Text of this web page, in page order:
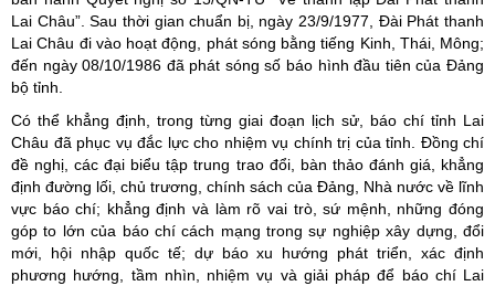
Lai Châu”. Sau thời gian chuẩn bị, ngày 23/9/1977, Đài Phát thanh
Lai Châu đi vào hoạt động, phát sóng bằng tiếng Kinh, Thái, Mông;
đến ngày 08/10/1986 đã phát sóng số báo hình đầu tiên của Đảng
bộ tỉnh.
Có thể khẳng định, trong từng giai đoạn lịch sử, báo chí tỉnh Lai
Châu đã phục vụ đắc lực cho nhiệm vụ chính trị của tỉnh. Đồng chí
đề nghị, các đại biểu tập trung trao đổi, bàn thảo đánh giá, khẳng
định đường lối, chủ trương, chính sách của Đảng, Nhà nước về lĩnh
vực báo chí; khẳng định và làm rõ vai trò, sứ mệnh, những đóng
góp to lớn của báo chí cách mạng trong sự nghiệp xây dựng, đổi
mới, hội nhập quốc tế; dự báo xu hướng phát triển, xác định
phương hướng, tầm nhìn, nhiệm vụ và giải pháp để báo chí Lai